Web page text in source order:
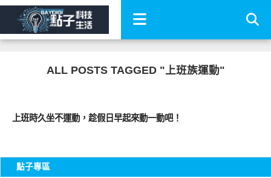
ALL POSTS TAGGED "上班族運動"
上班時久坐不運動，趁假日早起來動一動吧！
點子專區